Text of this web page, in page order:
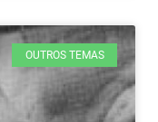
OUTROS TEMAS